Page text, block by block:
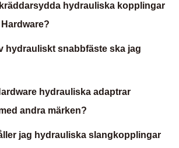
hydrauliska kopplingar
hydrauliskt snabbfäste ska jag
hydrauliska adaptrar
andra märken?
jag hydrauliska slangkopplingar